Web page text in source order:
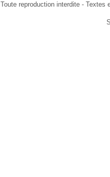
Toute reproduction interdite -